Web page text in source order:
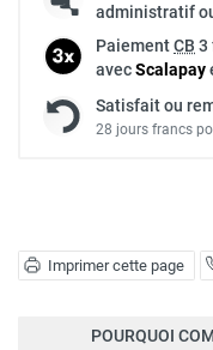
Imprimer cette page
administratif
PaiementCB 3
avecScalapay
Satisfait ou
28 jours francs
POURQUOI